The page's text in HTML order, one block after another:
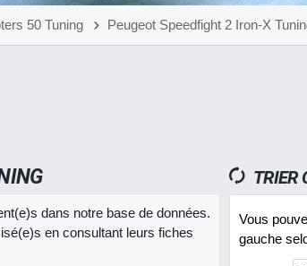
50 Tuning Peugeot Speedfight 2 Iron-X
dans notre base de données.
en consultant leurs fiches
TRIER
Vous
gauche